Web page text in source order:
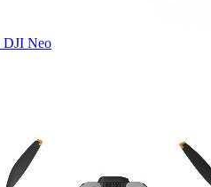
DJI Neo